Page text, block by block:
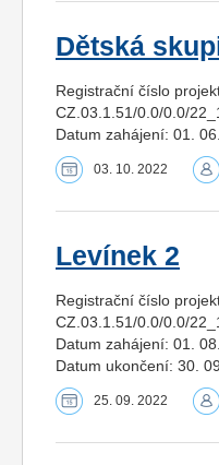
Dětská
Registrační číslo
CZ.03.1.51/0.0/0.0/
Datum zahájení: 01.
03. 10. 2022
Levínek 2
Registrační číslo
CZ.03.1.51/0.0/0.0/
Datum zahájení: 01.
Datum ukončení: 30.
25. 09. 2022